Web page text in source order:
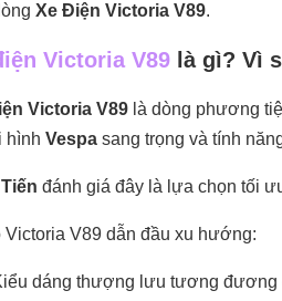
Xe Điện Victoria V89.
Victoria V89 là gì? Vì
Victoria V89 là dòng phương
hình Vespa sang trọng và tính
đánh giá đây là lựa chọn tối
Victoria V89 dẫn đầu xu hướng:
dáng thượng lưu tương đương